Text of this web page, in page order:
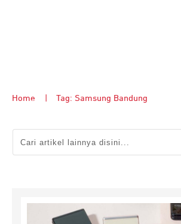
Home Tag: Samsung Bandung